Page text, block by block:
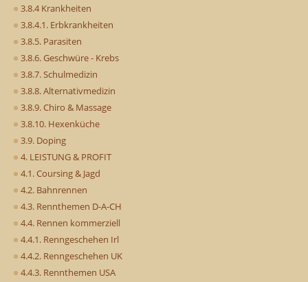
3.8.4 Krankheiten
3.8.4.1. Erbkrankheiten
3.8.5. Parasiten
3.8.6. Geschwüre - Krebs
3.8.7. Schulmedizin
3.8.8. Alternativmedizin
3.8.9. Chiro & Massage
3.8.10. Hexenküche
3.9. Doping
4. LEISTUNG & PROFIT
4.1. Coursing & Jagd
4.2. Bahnrennen
4.3. Rennthemen D-A-CH
4.4. Rennen kommerziell
4.4.1. Renngeschehen Irl
4.4.2. Renngeschehen UK
4.4.3. Rennthemen USA